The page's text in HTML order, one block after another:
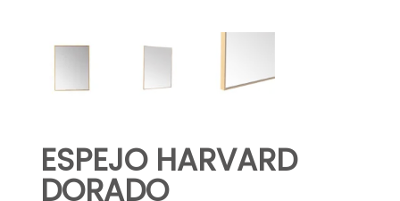
ESPEJO HARVARD
DORADO